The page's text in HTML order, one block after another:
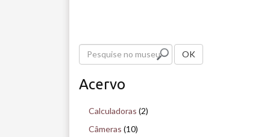
s
OK
Acervo
Calculadoras (2)
Câmeras (10)